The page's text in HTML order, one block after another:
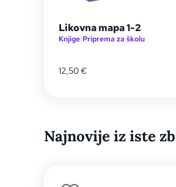
Likovna mapa 1-2
Knjige|Priprema za školu
12,50€
Najnovije iz iste